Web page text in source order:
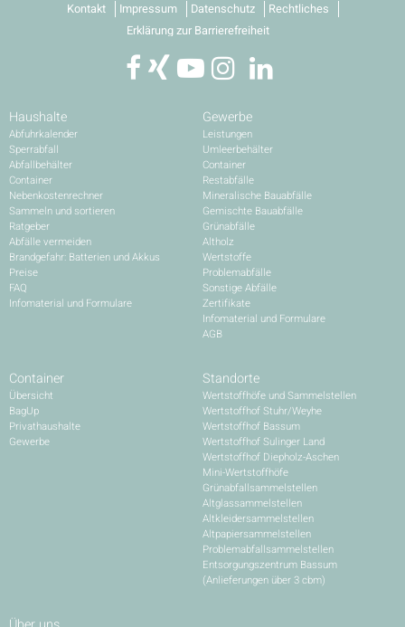
Kontakt Impressum Datenschutz
Rechtliches
Erklärung zur Barrierefreiheit
Haushalte
Abfuhrkalender
Sperrabfall
Abfallbehälter
Container
Nebenkostenrechner
Sammeln und sortieren
Ratgeber
Abfälle vermeiden
Brandgefahr: Batterien und Akkus
Preise
FAQ
Infomaterial und Formulare
Gewerbe
Leistungen
Umleerbehälter
Container
Restabfälle
Mineralische Bauabfälle
Gemischte Bauabfälle
Grünabfälle
Altholz
Wertstoffe
Problemabfälle
Sonstige Abfälle
Zertifikate
Infomaterial und Formulare
AGB
Container
Übersicht
BagUp
Privathaushalte
Gewerbe
Standorte
Wertstoffhöfe und Sammelstellen
Wertstoffhof Stuhr/Weyhe
Wertstoffhof Bassum
Wertstoffhof Sulinger Land
Wertstoffhof Diepholz-Aschen
Mini-Wertstoffhöfe
Grünabfallsammelstellen
Altglassammelstellen
Altkleidersammelstellen
Altpapiersammelstellen
Problemabfallsammelstellen
Entsorgungszentrum Bassum
(Anlieferungen über 3 cbm)